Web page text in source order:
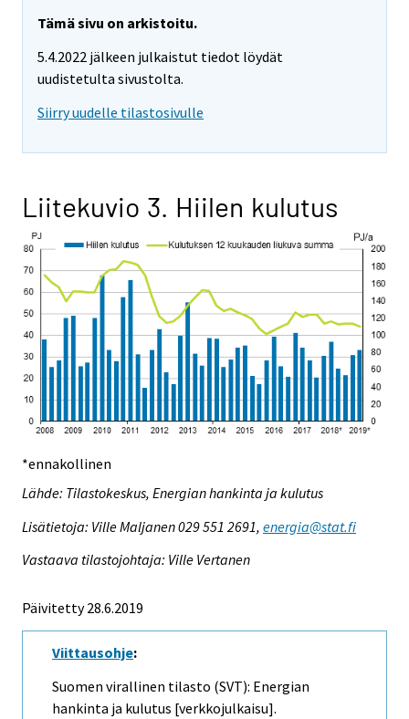
Tämä sivu on arkistoitu.
5.4.2022 jälkeen julkaistut tiedot löydät
uudistetulta sivustolta.
Siirry uudelle tilastosivulle
Liitekuvio 3. Hiilen kulutus
*ennakollinen
Lähde: Tilastokeskus, Energian hankinta ja kulutus
Lisätietoja: Ville Maljanen 029 551 2691, energia@stat.fi
Vastaava tilastojohtaja: Ville Vertanen
Päivitetty 28.6.2019
Viittausohje:
Suomen virallinen tilasto (SVT): Energian
hankinta ja kulutus [verkkojulkaisu].